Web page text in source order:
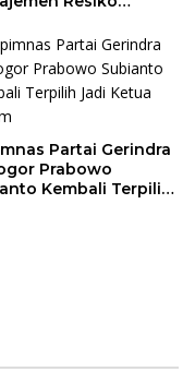
Partai Gerindra
Prabowo
Kembali Terpilih